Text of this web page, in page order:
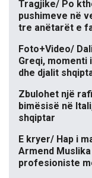
Tragjike/ Po
pushimeve në
tre anëtarët e
Foto+Video/
Greqi, momenti
dhe djalit
Zbulohet një
bimësisë në
shqiptar
E kryer/ Hap i
Armend
profesioniste